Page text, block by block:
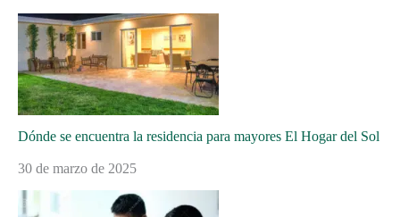
Dónde se encuentra la residencia para mayores El Hogar del Sol
30 de marzo de 2025